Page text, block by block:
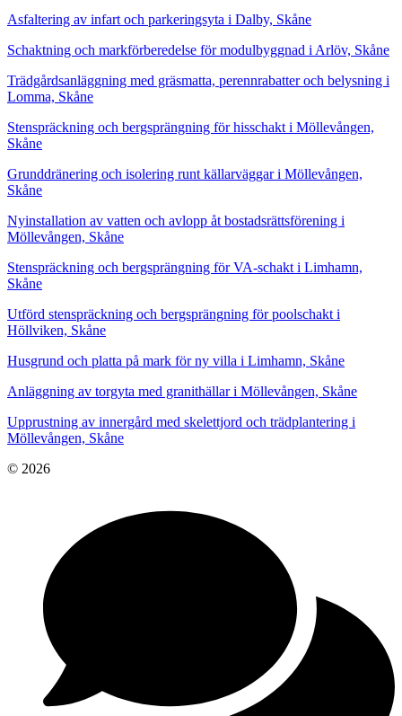
Asfaltering av infart och parkeringsyta i Dalby, Skåne
Schaktning och markförberedelse för modulbyggnad i Arlöv, Skåne
Trädgårdsanläggning med gräsmatta, perennrabatter och belysning i
Lomma, Skåne
Stenspräckning och bergsprängning för hisschakt i Möllevången,
Skåne
Grunddränering och isolering runt källarväggar i Möllevången,
Skåne
Nyinstallation av vatten och avlopp åt bostadsrättsförening i
Möllevången, Skåne
Stenspräckning och bergsprängning för VA-schakt i Limhamn,
Skåne
Utförd stenspräckning och bergsprängning för poolschakt i
Höllviken, Skåne
Husgrund och platta på mark för ny villa i Limhamn, Skåne
Anläggning av torgyta med granithällar i Möllevången, Skåne
Upprustning av innergård med skelettjord och trädplantering i
Möllevången, Skåne
© 2026